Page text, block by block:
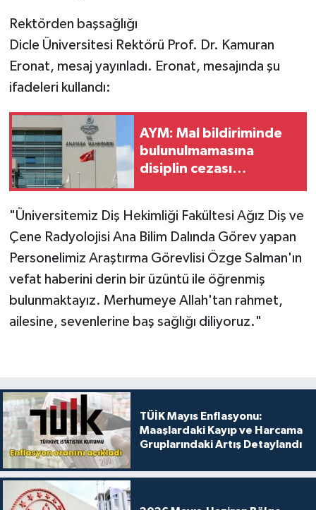
Rektörden başsağlığı
Dicle Üniversitesi Rektörü Prof. Dr. Kamuran
Eronat, mesaj yayınladı. Eronat, mesajında şu
ifadeleri kullandı:
AYM: Mal bildiriminde
bulunulmamasına
disiplin cezası
"Üniversitemiz Diş Hekimliği Fakültesi Ağız Diş ve
Çene Radyolojisi Ana Bilim Dalında Görev yapan
Personelimiz Araştırma Görevlisi Özge Salman'ın
vefat haberini derin bir üzüntü ile öğrenmiş
bulunmaktayız. Merhumeye Allah'tan rahmet,
ailesine, sevenlerine baş sağlığı diliyoruz."
TÜİK Mayıs Enflasyonu:
Maaşlardaki Kayıp ve Harcama
Gruplarındaki Artış Detaylandı